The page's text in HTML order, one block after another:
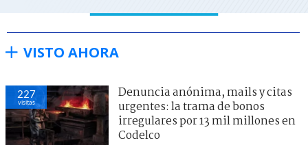
VISTO AHORA
227
visitas
Denuncia anónima, mails y citas
urgentes: la trama de bonos
irregulares por 13 mil millones en
Codelco